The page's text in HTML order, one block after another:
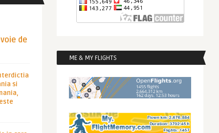
de
si
ME & MY FLIGHTS